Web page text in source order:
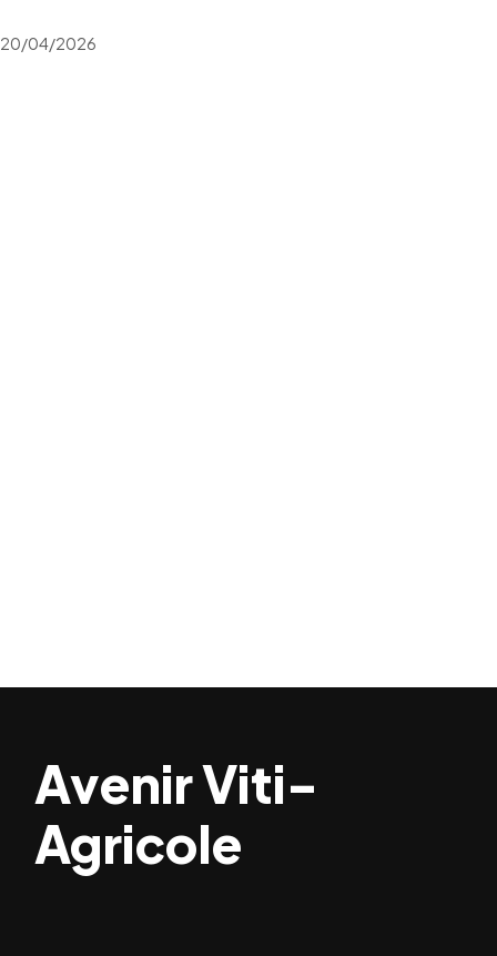
20/04/2026
Avenir Viti-
Agricole